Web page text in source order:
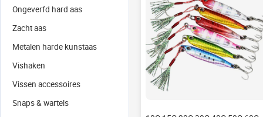
Ongeverfd hard aas
Zacht aas
Metalen harde kunstaas
Vishaken
Vissen accessoires
Snaps & wartels